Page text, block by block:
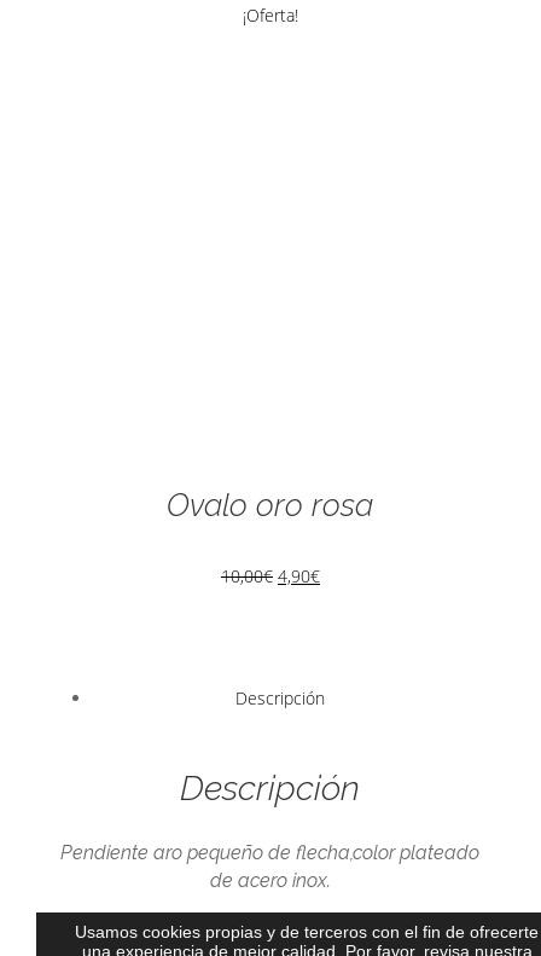
¡Oferta!
Ovalo oro rosa
10,00€ 4,90€
Descripción
Descripción
Pendiente aro pequeño de flecha,color plateado
de acero inox.
Usamos cookies propias y de terceros con el fin de ofrecerte
una experiencia de mejor calidad. Por favor, revisa nuestra